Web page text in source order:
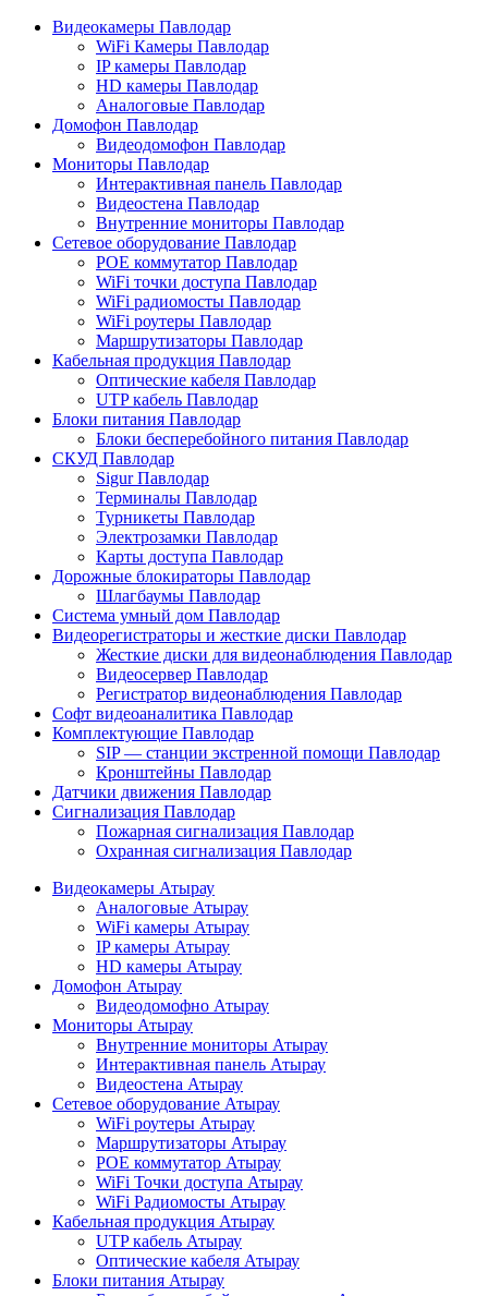
Видеокамеры Павлодар
WiFi Камеры Павлодар
IP камеры Павлодар
HD камеры Павлодар
Аналоговые Павлодар
Домофон Павлодар
Видеодомофон Павлодар
Мониторы Павлодар
Интерактивная панель Павлодар
Видеостена Павлодар
Внутренние мониторы Павлодар
Сетевое оборудование Павлодар
POE коммутатор Павлодар
WiFi точки доступа Павлодар
WiFi радиомосты Павлодар
WiFi роутеры Павлодар
Маршрутизаторы Павлодар
Кабельная продукция Павлодар
Оптические кабеля Павлодар
UTP кабель Павлодар
Блоки питания Павлодар
Блоки бесперебойного питания Павлодар
СКУД Павлодар
Sigur Павлодар
Терминалы Павлодар
Турникеты Павлодар
Электрозамки Павлодар
Карты доступа Павлодар
Дорожные блокираторы Павлодар
Шлагбаумы Павлодар
Система умный дом Павлодар
Видеорегистраторы и жесткие диски Павлодар
Жесткие диски для видеонаблюдения Павлодар
Видеосервер Павлодар
Регистратор видеонаблюдения Павлодар
Софт видеоаналитика Павлодар
Комплектующие Павлодар
SIP — станции экстренной помощи Павлодар
Кронштейны Павлодар
Датчики движения Павлодар
Сигнализация Павлодар
Пожарная сигнализация Павлодар
Охранная сигнализация Павлодар
Видеокамеры Атырау
Аналоговые Атырау
WiFi камеры Атырау
IP камеры Атырау
HD камеры Атырау
Домофон Атырау
Видеодомофно Атырау
Мониторы Атырау
Внутренние мониторы Атырау
Интерактивная панель Атырау
Видеостена Атырау
Сетевое оборудование Атырау
WiFi роутеры Атырау
Маршрутизаторы Атырау
POE коммутатор Атырау
WiFi Точки доступа Атырау
WiFi Радиомосты Атырау
Кабельная продукция Атырау
UTP кабель Атырау
Оптические кабеля Атырау
Блоки питания Атырау